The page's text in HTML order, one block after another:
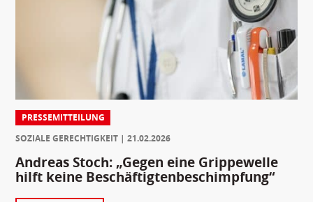
PRESSEMITTEILUNG
SOZIALE GERECHTIGKEIT
21.02.2026
Andreas Stoch: „Gegen eine Grippewelle
hilft keine Beschäftigtenbeschimpfung“